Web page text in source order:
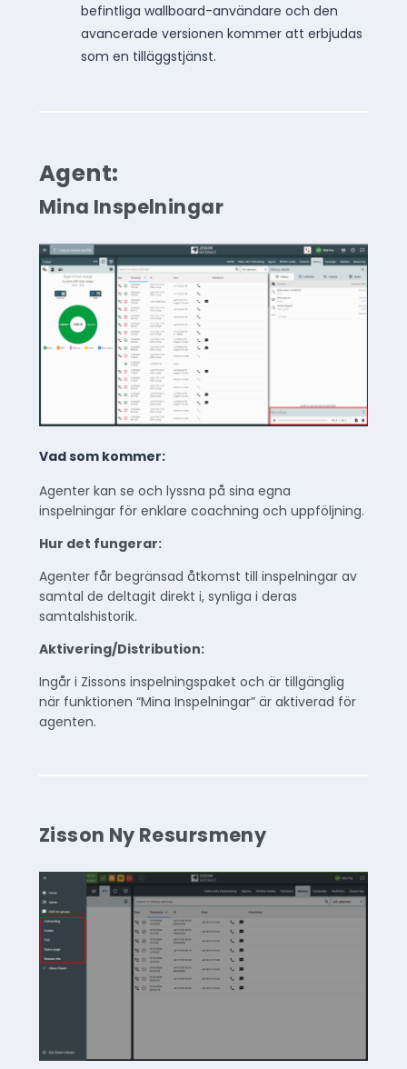
befintliga wallboard-användare och den
avancerade versionen kommer att erbjudas
som en tilläggstjänst.
Agent:
Mina Inspelningar
Vad som kommer:
Agenter kan se och lyssna på sina egna
inspelningar för enklare coachning och uppföljning.
Hur det fungerar:
Agenter får begränsad åtkomst till inspelningar av
samtal de deltagit direkt i, synliga i deras
samtalshistorik.
Aktivering/Distribution:
Ingår i Zissons inspelningspaket och är tillgänglig
när funktionen “Mina Inspelningar” är aktiverad för
agenten.
Zisson Ny Resursmeny